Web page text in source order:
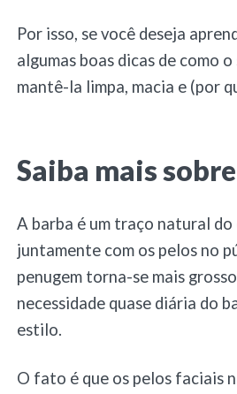
Por isso, se você deseja
algumas boas dicas de como
mantê-la limpa, macia e (por
Saiba mais
A barba é um traço natural
juntamente com os pelos no
penugem torna-se mais
necessidade quase diária do
estilo.
O fato é que os pelos faciais